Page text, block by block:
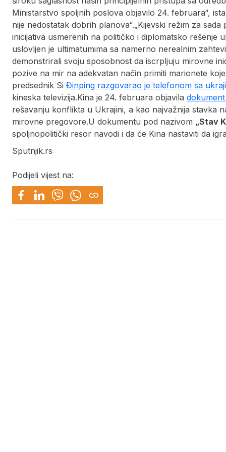
Ministarstvo spoljnih poslova objavilo 24. februara“,
nije nedostatak dobrih planova“.„Kijevski režim za
inicijativa usmerenih na političko i diplomatsko
uslovljen je ultimatumima sa namerno nerealnim
demonstrirali svoju sposobnost da iscrpljuju mirovne
pozive na mir na adekvatan način primiti marionete
predsednik Si Đinping razgovarao je telefonom sa
kineska televizija.Kina je 24. februara objavila
rešavanju konflikta u Ukrajini, a kao najvažnija stavka
mirovne pregovore.U dokumentu pod nazivom „Stav
spoljnopolitički resor navodi i da će Kina nastaviti da
Sputnjik.rs
Podijeli vijest na: